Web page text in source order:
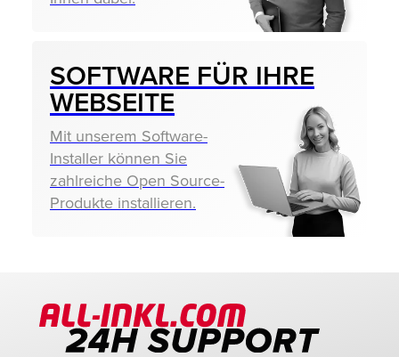
SOFTWARE FÜR IHRE
WEBSEITE
Mit unserem Software-
Installer können Sie
zahlreiche Open Source-
Produkte installieren.